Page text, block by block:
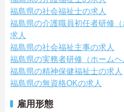
福島県の社会福祉士の求人
福島県の介護職員初任者研修
求人
福島県の社会福祉主事の求人
福島県の実務者研修（ホーム
福島県の精神保健福祉士の求人
福島県の無資格OKの求人
雇用形態